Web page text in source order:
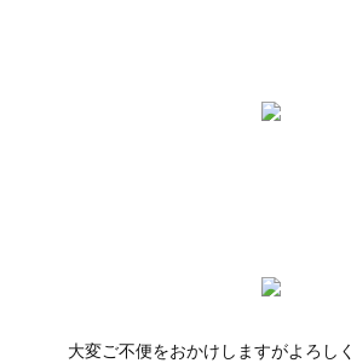
大変ご不便をおかけしますがよろし